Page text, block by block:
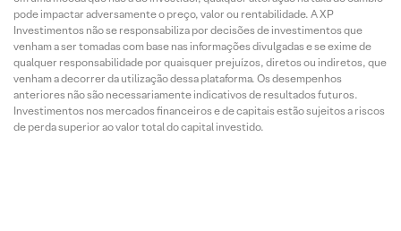
pode impactar adversamente o preço, valor ou rentabilidade. A XP
Investimentos não se responsabiliza por decisões de investimentos que
venham a ser tomadas com base nas informações divulgadas e se exime de
qualquer responsabilidade por quaisquer prejuízos, diretos ou indiretos, que
venham a decorrer da utilização dessa plataforma. Os desempenhos
anteriores não são necessariamente indicativos de resultados futuros.
Investimentos nos mercados financeiros e de capitais estão sujeitos a riscos
de perda superior ao valor total do capital investido.